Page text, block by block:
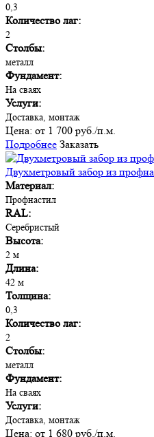
0,3
Количество лаг:
2
Столбы:
металл
Фундамент:
На сваях
Услуги:
Доставка, монтаж
Цена: от 1 700 руб./п.м.
Подробнее Заказать
Двухметровый забор из
Материал:
Профнастил
RAL:
Серебристый
Высота:
2 м
Длина:
42 м
Толщина:
0,3
Количество лаг:
2
Столбы:
металл
Фундамент:
На сваях
Услуги:
Доставка, монтаж
Цена: от 1 680 руб./п.м.